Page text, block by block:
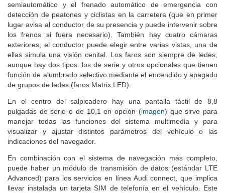
semiautomático y el frenado automático de emergencia con
detección de peatones y ciclistas en la carretera (que en primer
lugar avisa al conductor de su presencia y puede intervenir sobre
los frenos si fuera necesario). También hay cuatro cámaras
exteriores; el conductor puede elegir entre varias vistas, una de
ellas simula una visión cenital. Los faros son siempre de ledes,
aunque hay dos tipos: los de serie y otros opcionales que tienen
función de alumbrado selectivo mediante el encendido y apagado
de grupos de ledes (faros Matrix LED).
En el centro del salpicadero hay una pantalla táctil de 8,8
pulgadas de serie o de 10,1 en opción (imagen) que sirve para
manejar todas las funciones del sistema multimedia y para
visualizar y ajustar distintos parámetros del vehículo o las
indicaciones del navegador.
En combinación con el sistema de navegación más completo,
puede haber un módulo de transmisión de datos (estándar LTE
Advanced) para los servicios en línea Audi connect, que implica
llevar instalada un tarjeta SIM de telefonía en el vehículo. Este